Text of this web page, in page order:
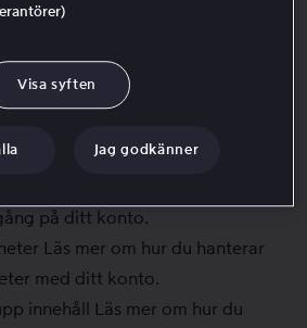
artiklar
på ditt konto.
Läs mer om hur du hanterar
med ditt konto.
innehåll Läs mer om hur du
Visa syften
Jag godkänner